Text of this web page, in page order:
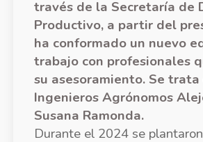
través de la Secretaría de
Productivo, a partir del
ha conformado un nuevo
trabajo con profesionales
su asesoramiento. Se
Ingenieros Agrónomos
Susana Ramonda.
Durante el 2024 se plantaron